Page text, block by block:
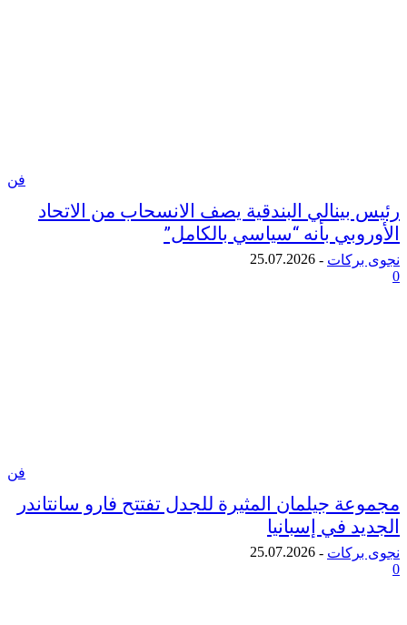
البندقية يصف الانسحاب من الاتحاد
بأنه “سياسي بالكامل”
-
25.07.2026
جيلمان المثيرة للجدل تفتتح فارو سانتاندر
في إسبانيا
-
25.07.2026